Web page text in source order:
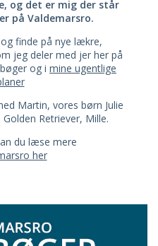
og det er mig der står
på Valdemarsro.
finde på nye lækre,
jeg deler med jer her på
og i mine ugentlige
Martin, vores børn Julie
Retriever, Mille.
du læse mere
her